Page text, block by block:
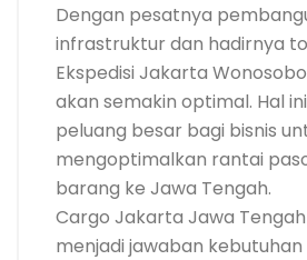
Dengan pesatnya
infrastruktur dan hadirnya
Ekspedisi Jakarta
akan semakin optimal. Hal
peluang besar bagi bisnis
mengoptimalkan rantai
barang ke Jawa Tengah.
Cargo Jakarta Jawa
menjadi jawaban